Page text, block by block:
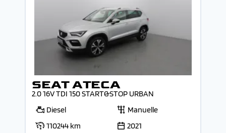
SEAT ATECA
2.0 16V TDI 150 START&STOP URBAN
Diesel
Manuelle
110244 km
2021